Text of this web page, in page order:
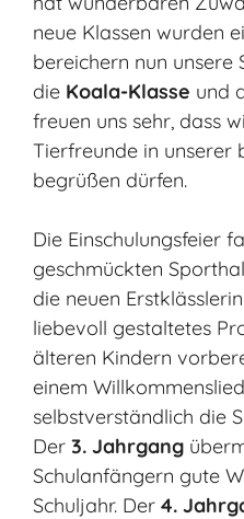
neue Klassen wurden
bereichern nun unsere
die Koala-Klasse und
freuen uns sehr, dass
Tierfreunde in unserer
begrüßen dürfen.
Die Einschulungsfeier
geschmückten
die neuen
liebevoll gestaltetes
älteren Kindern
einem
selbstverständlich die
Der 3. Jahrgang
Schulanfängern gute
Schuljahr. Der 4.